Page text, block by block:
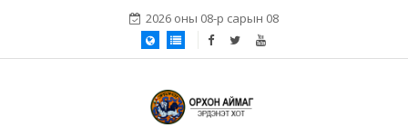
2026 оны 08-р сарын 08